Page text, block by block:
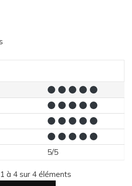
5/5
à 4 sur 4 éléments